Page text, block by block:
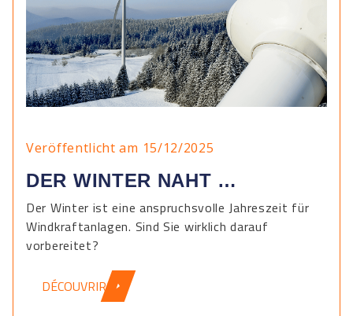
Veröffentlicht am 15/12/2025
DER WINTER NAHT …
Der Winter ist eine anspruchsvolle Jahreszeit für
Windkraftanlagen. Sind Sie wirklich darauf
vorbereitet?
DÉCOUVRIR